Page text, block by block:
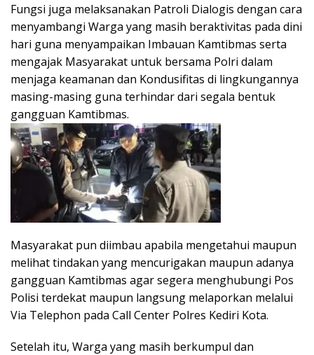
Fungsi juga melaksanakan Patroli Dialogis dengan cara
menyambangi Warga yang masih beraktivitas pada dini
hari guna menyampaikan Imbauan Kamtibmas serta
mengajak Masyarakat untuk bersama Polri dalam
menjaga keamanan dan Kondusifitas di lingkungannya
masing-masing guna terhindar dari segala bentuk
gangguan Kamtibmas.
Masyarakat pun diimbau apabila mengetahui maupun
melihat tindakan yang mencurigakan maupun adanya
gangguan Kamtibmas agar segera menghubungi Pos
Polisi terdekat maupun langsung melaporkan melalui
Via Telephon pada Call Center Polres Kediri Kota.
Setelah itu, Warga yang masih berkumpul dan